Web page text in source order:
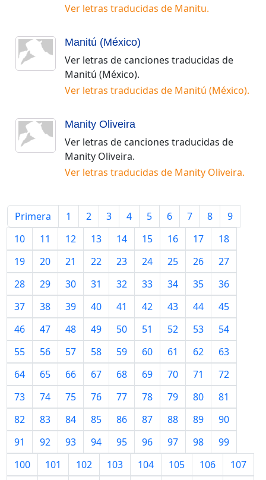
Ver letras traducidas de Manitu.
Manitú (México)
Ver letras de canciones traducidas de
Manitú (México).
Ver letras traducidas de Manitú (México).
Manity Oliveira
Ver letras de canciones traducidas de
Manity Oliveira.
Ver letras traducidas de Manity Oliveira.
Primera 1 2 3 4 5 6 7 8
9
10
11 12 13 14 15 16 17
18
19
20 21 22 23 24 25 26
27
28
29 30 31 32 33 34 35
36
37
38 39 40 41 42 43 44
45
46
47 48 49 50 51 52 53
54
55
56 57 58 59 60 61 62
63
64
65 66 67 68 69 70 71
72
73
74 75 76 77 78 79 80
81
82
83 84 85 86 87 88 89
90
91
92 93 94 95 96 97 98
99
100
101 102 103 104 105 106
107